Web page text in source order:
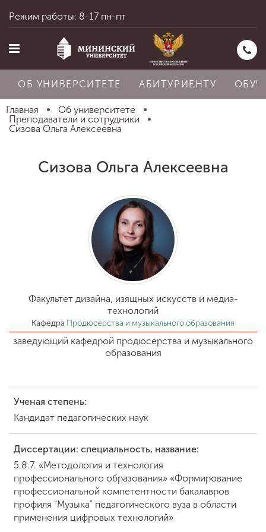
Абитуриенту
Обучение
Международная
Другие виды
деятельности
Студенческая жизнь
Сведения об
образовательной
организации
Режим работы: 8-17 пн-пт
ОБ УНИВЕРСИТЕТЕ АБИТУРИЕНТУ
Главная
Об университете
Преподаватели и сотрудники
Сизова Ольга Алексеевна
Сизова Ольга Алексеевна
Факультет дизайна, изящных искусств и медиа-
технологий
Кафедра Продюсерства и музыкального образования
заведующий кафедрой продюсерства и музыкального
образования
Ученая степень:
Кандидат педагогических наук
Диссертации: специальность, название:
5.8.7. «Методология и технология
профессионального образования» «Формирование
профессиональной компетентности бакалавров
профиля "Музыка" педагогического вуза в области
применения цифровых технологий»